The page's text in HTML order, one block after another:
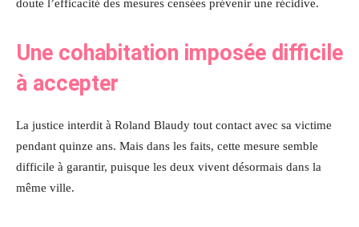
doute l’efficacité des mesures censées prévenir une récidive.
Une cohabitation imposée difficile
à accepter
La justice interdit à Roland Blaudy tout contact avec sa victime
pendant quinze ans. Mais dans les faits, cette mesure semble
difficile à garantir, puisque les deux vivent désormais dans la
même ville.